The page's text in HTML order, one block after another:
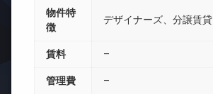
物件特
徴
デザイナーズ、分譲賃貸
賃料 –
管理費 –